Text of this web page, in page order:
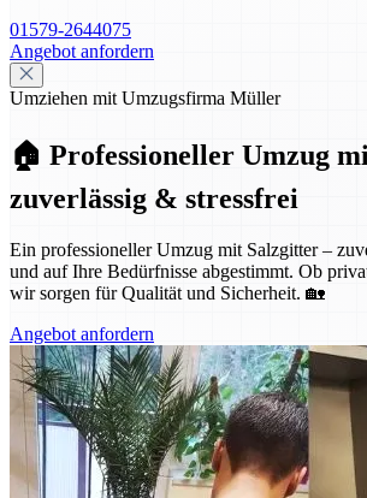
01579-2644075
Angebot anfordern
Umziehen mit Umzugsfirma Müller
🏠 Professioneller Umzug
zuverlässig & stressfrei
Ein professioneller Umzug mit Salzgitter –
und auf Ihre Bedürfnisse abgestimmt. Ob
wir sorgen für Qualität und Sicherheit. 🏡
Angebot anfordern